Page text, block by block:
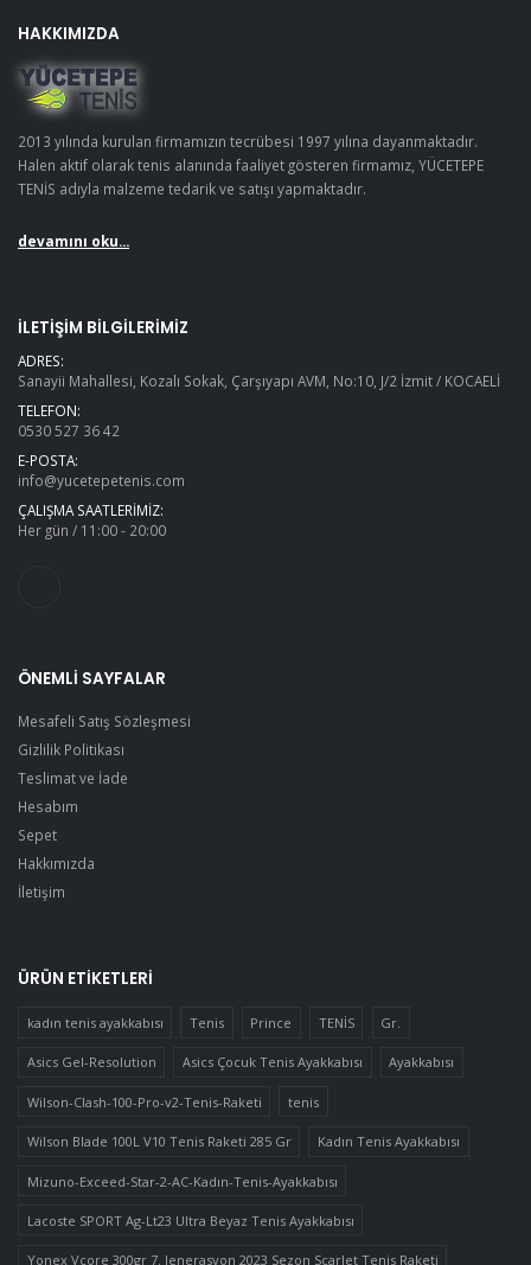
HAKKIMIZDA
2013 yılında kurulan firmamızın tecrübesi 1997 yılına dayanmaktadır.
Halen aktif olarak tenis alanında faaliyet gösteren firmamız, YÜCETEPE
TENİS adıyla malzeme tedarik ve satışı yapmaktadır.
devamını oku...
İLETIŞIM BILGILERIMIZ
ADRES:
Sanayii Mahallesi, Kozalı Sokak, Çarşıyapı AVM, No:10, J/2 İzmit / KOCAELİ
TELEFON:
0530 527 36 42
E-POSTA:
info@yucetepetenis.com
ÇALIŞMA SAATLERIMIZ:
Her gün / 11:00 - 20:00
ÖNEMLI SAYFALAR
Mesafeli Satış Sözleşmesi
Gizlilik Politikası
Teslimat ve İade
Hesabım
Sepet
Hakkımızda
İletişim
ÜRÜN ETIKETLERI
kadın tenis ayakkabısı Tenis Prince TENİS Gr.
Asics Gel-Resolution Asics Çocuk Tenis Ayakkabısı Ayakkabısı
Wilson-Clash-100-Pro-v2-Tenis-Raketi tenis
Wilson Blade 100L V10 Tenis Raketi 285 Gr Kadın Tenis Ayakkabısı
Mizuno-Exceed-Star-2-AC-Kadın-Tenis-Ayakkabısı
Lacoste SPORT Ag-Lt23 Ultra Beyaz Tenis Ayakkabısı
Yonex Vcore 300gr 7. Jenerasyon 2023 Sezon Scarlet Tenis Raketi